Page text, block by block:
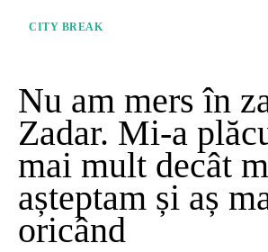
CITY BREAK
Nu am mers în
Zadar. Mi-a
mai mult decât
așteptam și aș
oricând